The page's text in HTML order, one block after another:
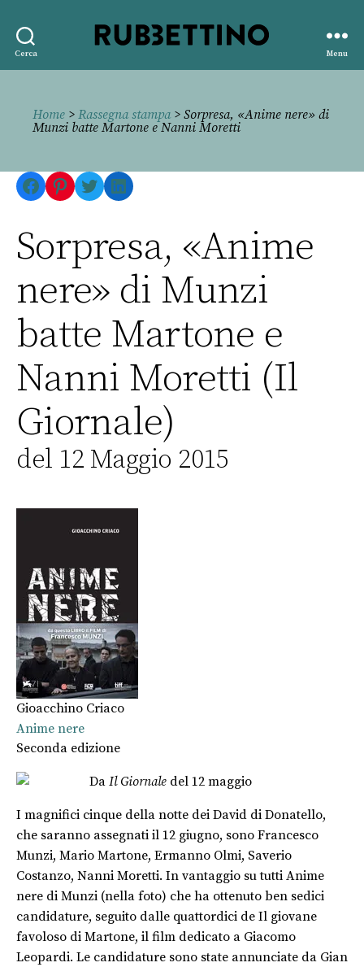
Cerca
editore
Menu
Home > Rassegna stampa> Sorpresa, «Anime nere» di
Munzi batte Martone e Nanni Moretti
Facebook
Pinterest
TwitterLinkedIn
Sorpresa, «Anime
nere» di Munzi
batte Martone e
Nanni Moretti (Il
Giornale)
del 12 Maggio 2015
Gioacchino Criaco
Anime nere
Seconda edizione
Da Il Giornale del 12 maggio
I magnifici cinque della notte dei David di Donatello,
che saranno assegnati il 12 giugno, sono Francesco
Munzi, Mario Martone, Ermanno Olmi, Saverio
Costanzo, Nanni Moretti. In vantaggio su tutti Anime
nere di Munzi (nella foto) che ha ottenuto ben sedici
candidature, seguito dalle quattordici de Il giovane
favoloso di Martone, il film dedicato a Giacomo
Leopardi. Le candidature sono state annunciate da Gian